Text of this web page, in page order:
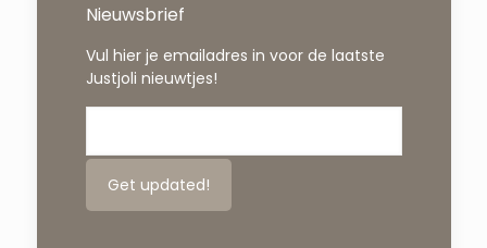
Nieuwsbrief
Vul hier je emailadres in voor de laatste
Justjoli nieuwtjes!